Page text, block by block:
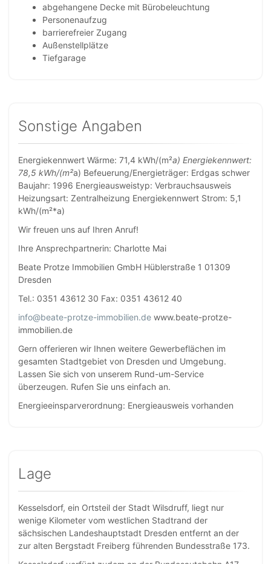
abgehangene Decke mit Bürobeleuchtung
Personenaufzug
barrierefreier Zugang
Außenstellplätze
Tiefgarage
Sonstige Angaben
Energiekennwert Wärme: 71,4 kWh/(m²a) Energiekennwert:
78,5 kWh/(m²a) Befeuerung/Energieträger: Erdgas schwer
Baujahr: 1996 Energieausweistyp: Verbrauchsausweis
Heizungsart: Zentralheizung Energiekennwert Strom: 5,1
kWh/(m²*a)
Wir freuen uns auf Ihren Anruf!
Ihre Ansprechpartnerin: Charlotte Mai
Beate Protze Immobilien GmbH Hüblerstraße 1 01309
Dresden
Tel.: 0351 43612 30 Fax: 0351 43612 40
info@beate-protze-immobilien.de www.beate-protze-
immobilien.de
Gern offerieren wir Ihnen weitere Gewerbeflächen im
gesamten Stadtgebiet von Dresden und Umgebung.
Lassen Sie sich von unserem Rund-um-Service
überzeugen. Rufen Sie uns einfach an.
Energieeinsparverordnung: Energieausweis vorhanden
Lage
Kesselsdorf, ein Ortsteil der Stadt Wilsdruff, liegt nur
wenige Kilometer vom westlichen Stadtrand der
sächsischen Landeshauptstadt Dresden entfernt an der
zur alten Bergstadt Freiberg führenden Bundesstraße 173.